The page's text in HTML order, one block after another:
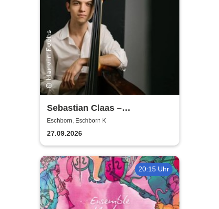
Sebastian Claas –
Conversation in Music
Eschborn, Eschborn K
27.09.2026
20:15 Uhr